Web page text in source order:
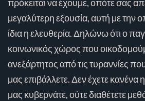
πρόκειται να έχουμε, οπότε σας
μεγαλύτερη εξουσία, αυτή με την
ίδια η ελευθερία. Δηλώνω ότι ο
κοινωνικός χώρος που
ανεξάρτητος από τις τυραννίες
μας επιβάλλετε. Δεν έχετε κανένα
μας κυβερνάτε, ούτε διαθέτετε